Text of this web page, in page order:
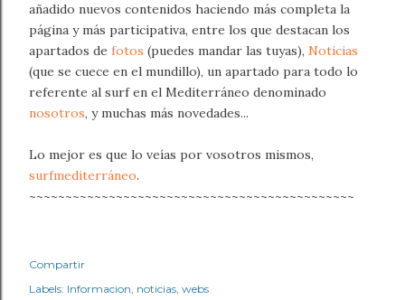
añadido nuevos contenidos haciendo más completa la
página y más participativa, entre los que destacan los
apartados de fotos (puedes mandar las tuyas), Noticias
(que se cuece en el mundillo), un apartado para todo lo
referente al surf en el Mediterráneo denominado
nosotros, y muchas más novedades...
Lo mejor es que lo veías por vosotros mismos,
surfmediterráneo.
~~~~~~~~~~~~~~~~~~~~~~~~~~~~~~~~~~~~~~~~~~~~~
Compartir
Labels: Informacion noticias webs